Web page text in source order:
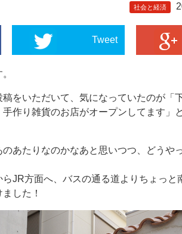
社会と経済
Tweet
稿をいただいて、気になっていたのが「
作り雑貨のお店がオープンしてます」
あたりなのかなあと思いつつ、どうや
JR方面へ、バスの通る道よりちょっと
した！